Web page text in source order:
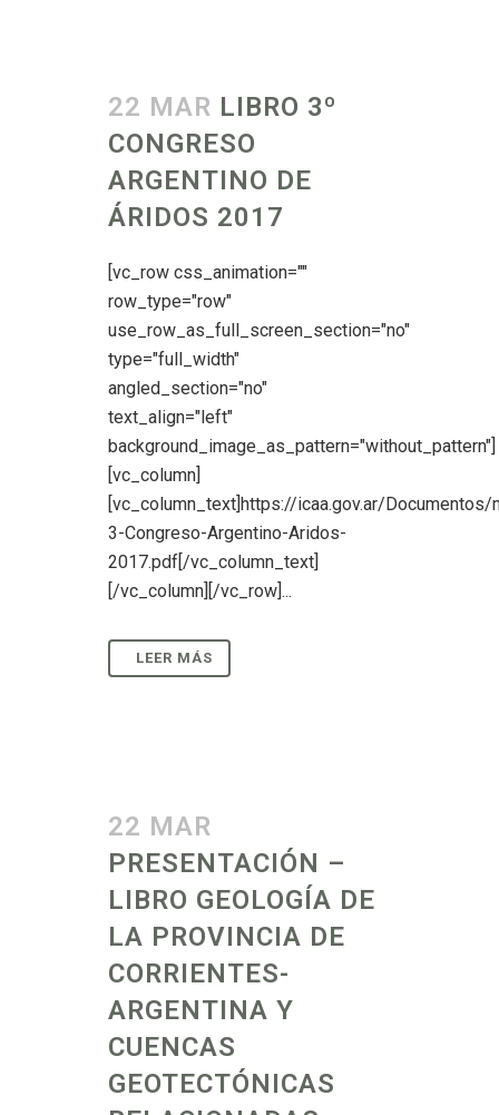
22 MAR LIBRO 3º
CONGRESO
ARGENTINO DE
ÁRIDOS 2017
[vc_row css_animation=""
row_type="row"
use_row_as_full_screen_section="no"
type="full_width"
angled_section="no"
text_align="left"
background_image_as_pattern="without_pattern"]
[vc_column]
[vc_column_text]https://icaa.gov.ar/Documentos/
3-Congreso-Argentino-Aridos-
2017.pdf[/vc_column_text]
[/vc_column][/vc_row]...
22 MAR
PRESENTACIÓN –
LIBRO GEOLOGÍA DE
LA PROVINCIA DE
CORRIENTES-
ARGENTINA Y
CUENCAS
GEOTECTÓNICAS